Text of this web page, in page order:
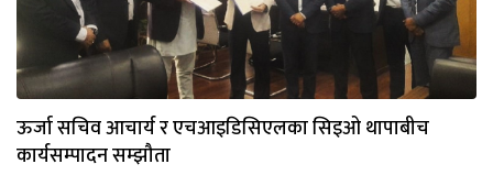
ऊर्जा सचिव आचार्य र एचआइडिसिएलका सिइओ थापाबीच
कार्यसम्पादन सम्झौता